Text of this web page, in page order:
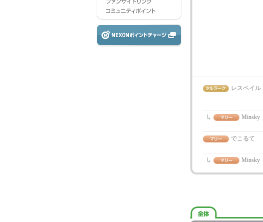
レスペイル
Minsky
でこるて
Minsky